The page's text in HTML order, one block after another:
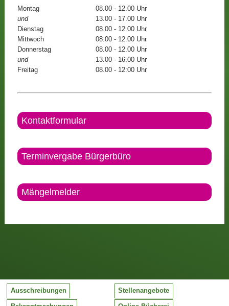
Montag
08.00 - 12.00 Uhr
und
13.00 - 17.00 Uhr
Dienstag
08.00 - 12.00 Uhr
Mittwoch
08.00 - 12.00 Uhr
Donnerstag
08.00 - 12.00 Uhr
und
13.00 - 16.00 Uhr
Freitag
08.00 - 12:00 Uhr
Kontaktformular
Terminvergabe Bürgerbüro
Mängelmelder
Ausschreibungen Stellenangebote